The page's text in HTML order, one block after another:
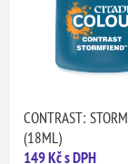
CONTRAST:
(18ML)
149 Kč s DPH